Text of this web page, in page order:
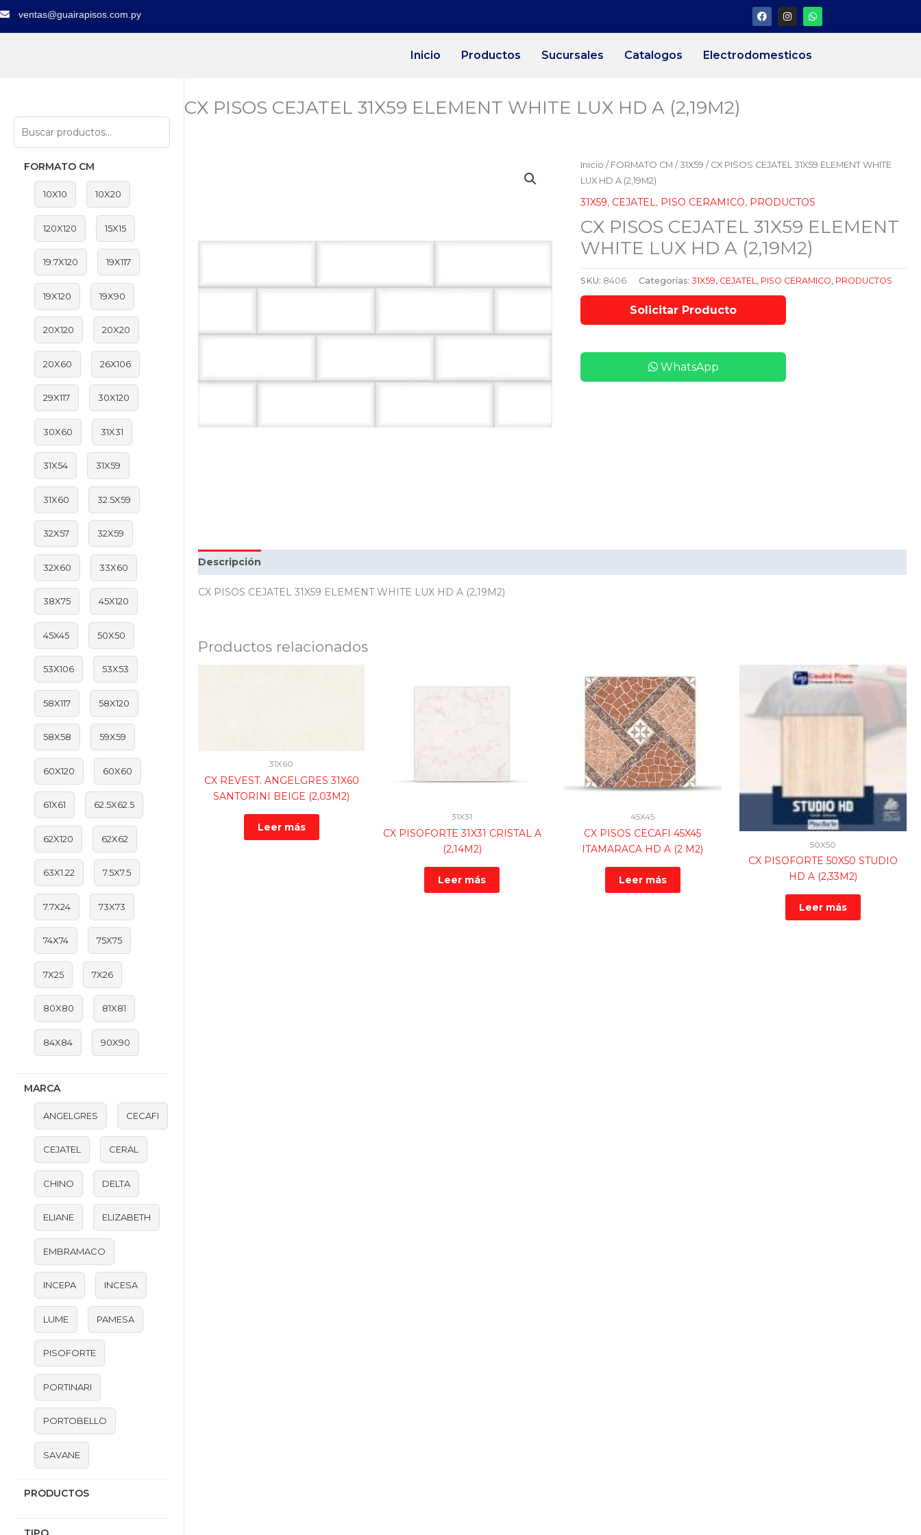
ventas@guairapisos.com.py F
a
c
o
I
n
s
a
g
W
h
a
Inicio Productos Sucursales Catalogos Electrodomesticos
FORMATO CM
10X10 10X20
120X120 15X15
19.7X120 19X117
19X120 19X90
20X120 20X20
20X60 26X106
29X117 30X120
30X60 31X31
31X54 31X59
31X60 32.5X59
32X57 32X59
32X60 33X60
38X75 45X120
45X45 50X50
53X106 53X53
58X117 58X120
58X58 59X59
60X120 60X60
61X61 62.5X62.5
62X120 62X62
63X1.22 7.5X7.5
7.7X24 73X73
74X74 75X75
7X25 7X26
80X80 81X81
84X84 90X90
MARCA
ANGELGRES CECAFI
CEJATEL CERAL
CHINO DELTA
ELIANE ELIZABETH
EMBRAMACO
INCEPA INCESA
LUME PAMESA
PISOFORTE
PORTINARI
PORTOBELLO
SAVANE
PRODUCTOS
CX PISOS CEJATEL 31X59 ELEMENT WHITE LUX HD A (2,19M2)
Inicio / FORMATO CM /31X59 / CX PISOS CEJATEL 31X59 ELEMENT WHITE
LUX HD A (2,19M2)
31X59, CEJATEL, PISO CERAMICO, PRODUCTOS
CX PISOS CEJATEL 31X59 ELEMENT
WHITE LUX HD A (2,19M2)
SKU: 8406 Categorías:31X59, CEJATEL, PISO CERAMICO, PRODUCTOS
WhatsApp
Descripción
CX PISOS CEJATEL 31X59 ELEMENT WHITE LUX HD A (2,19M2)
Productos relacionados
31X60
CX REVEST. ANGELGRES 31X60
SANTORINI BEIGE (2,03M2)
Leer más
31X31
CX PISOFORTE 31X31 CRISTAL A
(2,14M2)
Leer más
45X45
CX PISOS CECAFI 45X45
ITAMARACA HD A (2 M2)
Leer más
50X50
CX PISOFORTE 50X50 STUDIO
HD A (2,33M2)
Leer más